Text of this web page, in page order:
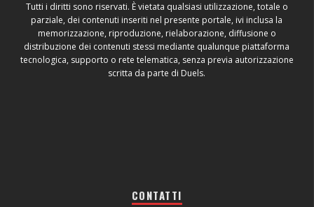
Tutti i diritti sono riservati. È vietata qualsiasi utilizzazione, totale o
parziale, dei contenuti inseriti nel presente portale, ivi inclusa la
memorizzazione, riproduzione, rielaborazione, diffusione o
distribuzione dei contenuti stessi mediante qualunque piattaforma
tecnologica, supporto o rete telematica, senza previa autorizzazione
scritta da parte di Duels.
CONTATTI